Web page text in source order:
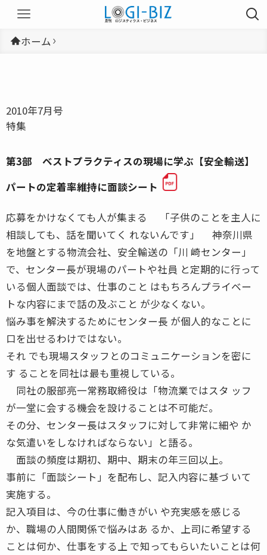
ホーム
2010年7月号
特集
第3部 ベストプラクティスの現場に学ぶ【安全輸送】
パートの定着率維持に面談シート
応募をかけなくても人が集まる 「子供のことを主人に
相談しても、話を聞いてく れないんです」 神奈川県
を地盤とする物流会社、安全輸送の「川 崎センター」
で、センター長が現場のパートや社員 と定期的に行って
いる個人面談では、仕事のこと はもちろんプライベー
トな内容にまで話の及ぶこと が少なくない。
悩み事を解決するためにセンター長 が個人的なことに
口を出せるわけではない。
それ でも現場スタッフとのコミュニケーションを密に
す ることを同社は最も重視している。
同社の服部亮一常務取締役は「物流業ではスタ ッフ
が一堂に会する機会を設けることは不可能だ。
その分、センター長はスタッフに対して非常に細や か
な気遣いをしなければならない」と語る。
面談の頻度は期初、期中、期末の年三回以上。
事前に「面談シート」を配布し、記入内容に基づ いて
実施する。
記入項目は、今の仕事に働きがい や充実感を感じる
か、職場の人間関係で悩みはあ るか、上司に希望する
ことは何か、仕事をする上 で知ってもらいたいことは何